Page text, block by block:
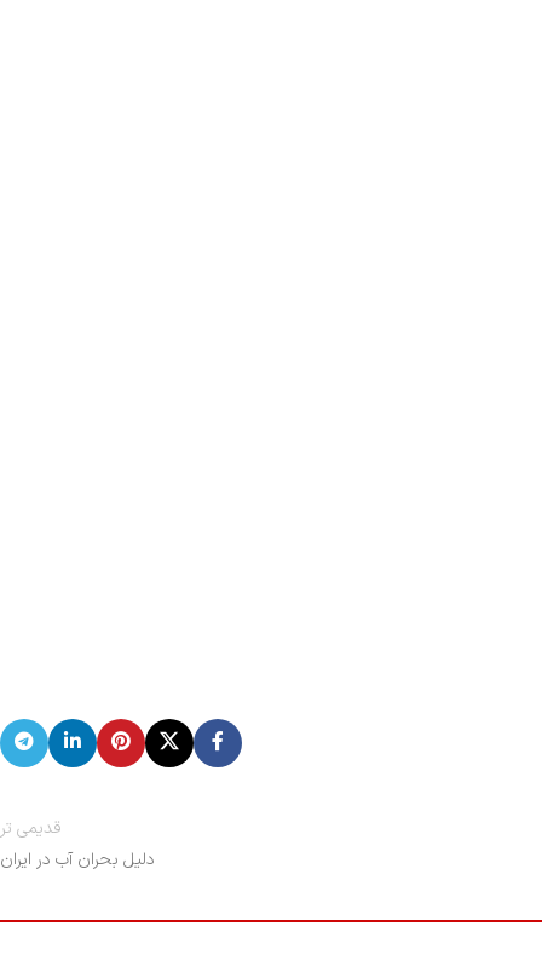
قدیمی تر
دلیل بحران آب در ایران